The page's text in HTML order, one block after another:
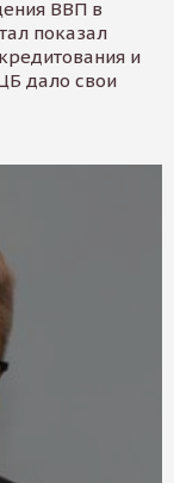
ВВП в
показал
и
дало свои